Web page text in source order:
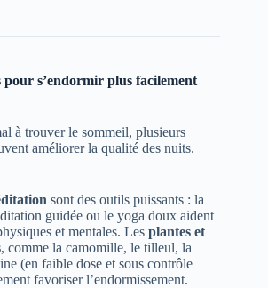
pour s’endormir plus facilement
à trouver le sommeil, plusieurs
améliorer la qualité des nuits.
sont des outils puissants : la
guidée ou le yoga doux aident
et mentales. Les plantes et
, comme la camomille, le tilleul, la
(en faible dose et sous contrôle
favoriser l’endormissement.